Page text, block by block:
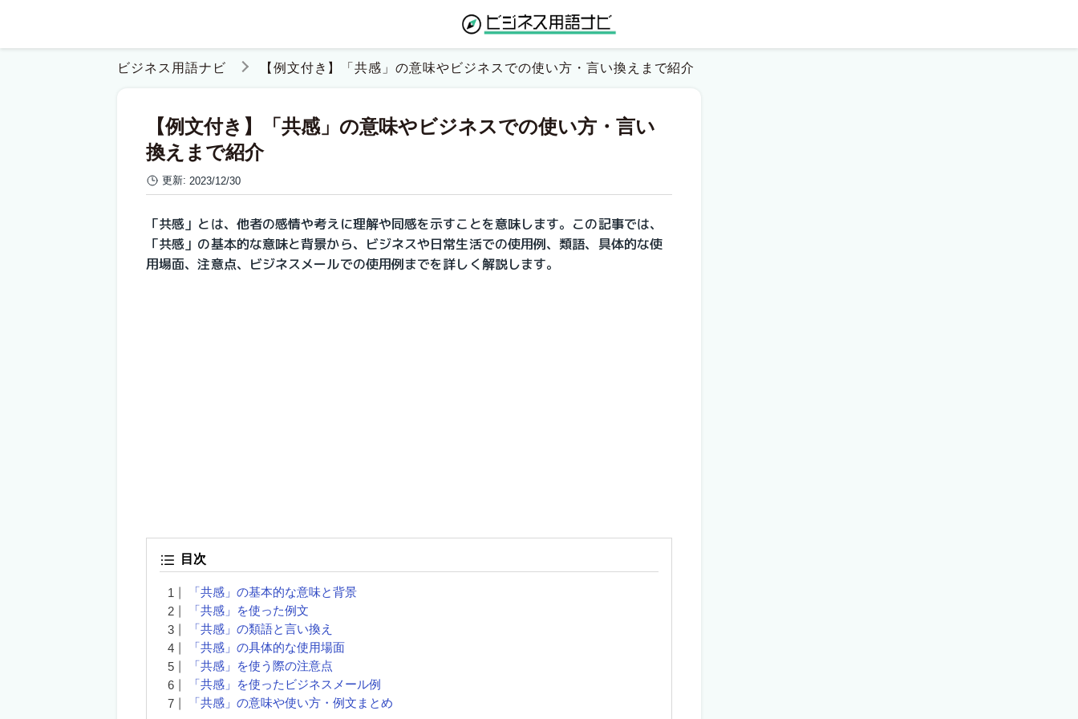
ビジネス用語ナビ 【例文付き】「共感」の意味やビジネスでの使い方・言い換えまで紹介
【例文付き】「共感」の意味やビジネスでの使い方・言い
換えまで紹介
更新: 2023/12/30
「共感」とは、他者の感情や考えに理解や同感を示すことを意味します。この記事では、
「共感」の基本的な意味と背景から、ビジネスや日常生活での使用例、類語、具体的な使
用場面、注意点、ビジネスメールでの使用例までを詳しく解説します。
目次
「共感」の基本的な意味と背景
「共感」を使った例文
「共感」の類語と言い換え
「共感」の具体的な使用場面
「共感」を使う際の注意点
「共感」を使ったビジネスメール例
「共感」の意味や使い方・例文まとめ